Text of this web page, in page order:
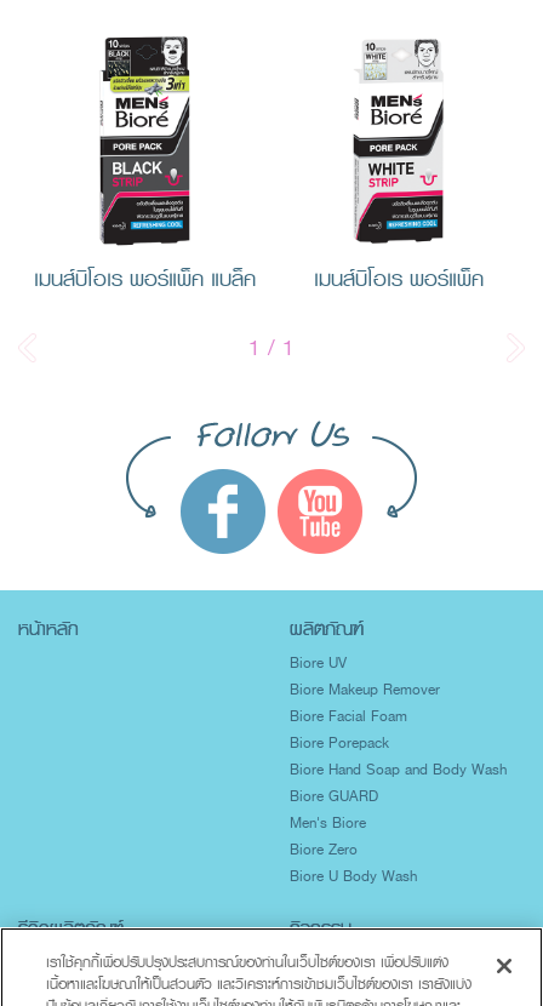
เมนส์บิโอเร พอร์แพ็ค แบล็ค เมนส์บิโอเร พอร์แพ็ค
1 / 1
หน้าหลัก ผลิตภัณฑ์
Biore UV
Biore Makeup Remover
Biore Facial Foam
Biore Porepack
Biore Hand Soap and Body Wash
Biore GUARD
Men's Biore
Biore Zero
Biore U Body Wash
รีวิวผลิตภัณฑ์
ปกป้องผิวจากแสงแดด
ผิวมันเป็นสิวง่าย
กิจกรรม
เราใช้คุกกี้เพื่อปรับปรุงประสบการณ์ของท่านในเว็บไซต์ของเรา เพื่อปรับแต่ง
เนื้อหาและโฆษณาให้เป็นส่วนตัว และวิเคราะห์การเข้าชมเว็บไซต์ของเรา เรายังแบ่ง